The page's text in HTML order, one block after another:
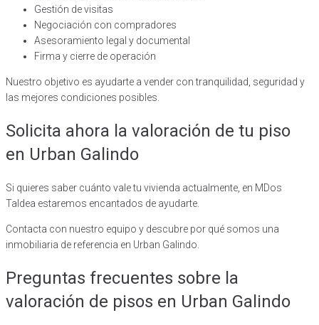
Gestión de visitas
Negociación con compradores
Asesoramiento legal y documental
Firma y cierre de operación
Nuestro objetivo es ayudarte a vender con tranquilidad, seguridad y
las mejores condiciones posibles.
Solicita ahora la valoración de tu piso
en Urban Galindo
Si quieres saber cuánto vale tu vivienda actualmente, en MDos
Taldea estaremos encantados de ayudarte.
Contacta con nuestro equipo y descubre por qué somos una
inmobiliaria de referencia en Urban Galindo.
Preguntas frecuentes sobre la
valoración de pisos en Urban Galindo